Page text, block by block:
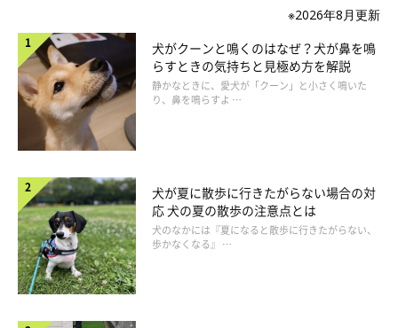
※2026年8月更新
犬がクーンと鳴くのはなぜ？犬が鼻を鳴
らすときの気持ちと見極め方を解説
静かなときに、愛犬が「クーン」と小さく鳴いた
り、鼻を鳴らすよ …
犬が夏に散歩に行きたがらない場合の対
応 犬の夏の散歩の注意点とは
犬のなかには『夏になると散歩に行きたがらない、
歩かなくなる』 …